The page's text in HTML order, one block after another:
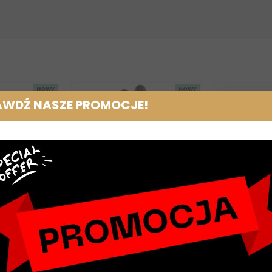
NASZE PROMOCJE!
NOWY
Lady Pure
czarny
NOWY
Rękawiczki letnie UVEX
suntop beżowo-czarne
Kurtka